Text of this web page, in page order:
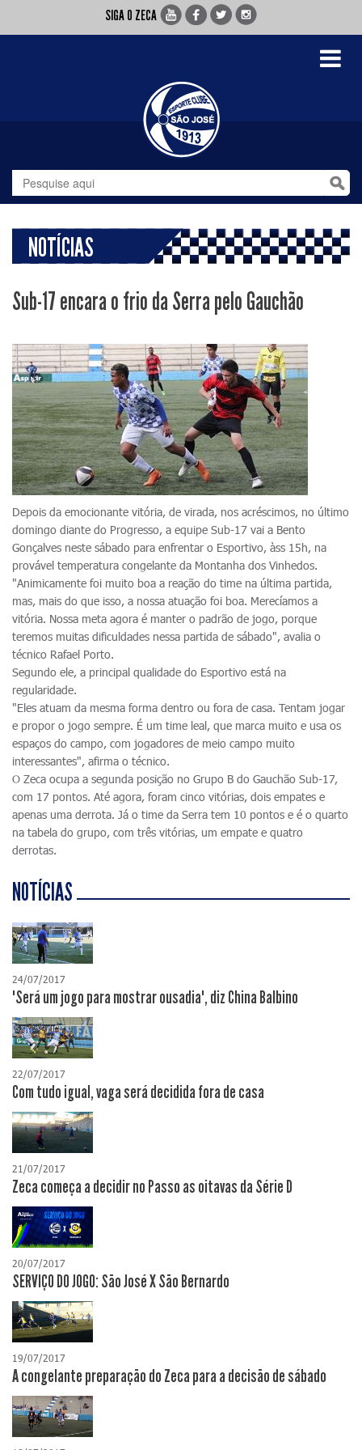
SIGA O ZECA
Toggle
NOTÍCIAS
Sub-17 encara o frio da Serra pelo Gauchão
Depois da emocionante vitória, de virada, nos acréscimos, no último
domingo diante do Progresso, a equipe Sub-17 vai a Bento
Gonçalves neste sábado para enfrentar o Esportivo, àss 15h, na
provável temperatura congelante da Montanha dos Vinhedos.
"Animicamente foi muito boa a reação do time na última partida,
mas, mais do que isso, a nossa atuação foi boa. Merecíamos a
vitória. Nossa meta agora é manter o padrão de jogo, porque
teremos muitas dificuldades nessa partida de sábado", avalia o
técnico Rafael Porto.
Segundo ele, a principal qualidade do Esportivo está na
regularidade.
"Eles atuam da mesma forma dentro ou fora de casa. Tentam jogar
e propor o jogo sempre. É um time leal, que marca muito e usa os
espaços do campo, com jogadores de meio campo muito
interessantes", afirma o técnico.
O Zeca ocupa a segunda posição no Grupo B do Gauchão Sub-17,
com 17 pontos. Até agora, foram cinco vitórias, dois empates e
apenas uma derrota. Já o time da Serra tem 10 pontos e é o quarto
na tabela do grupo, com três vitórias, um empate e quatro
derrotas.
NOTÍCIAS
24/07/2017
"Será um jogo para mostrar ousadia", diz China Balbino
22/07/2017
Com tudo igual, vaga será decidida fora de casa
21/07/2017
Zeca começa a decidir no Passo as oitavas da Série D
20/07/2017
SERVIÇO DO JOGO: São José X São Bernardo
19/07/2017
A congelante preparação do Zeca para a decisão de sábado